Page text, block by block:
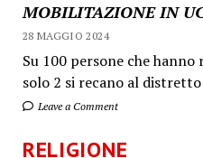
MOBILITAZIONE IN
28 MAGGIO 2024
Su 100 persone che
solo 2 si recano al
Leave a Comment
RELIGIONE